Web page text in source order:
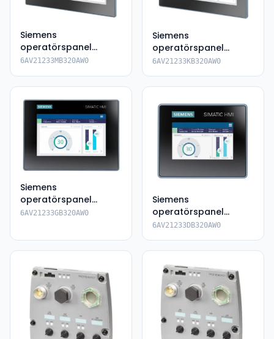
Siemens
operatörspanel
6AV2123-3MB32-
6AV21233MB320AW0
Siemens
operatörspanel
6AV2123-3KB32-0AW0
6AV21233KB320AW0
Siemens
operatörspanel
6AV2123-3GB32-
6AV21233GB320AW0
Siemens
operatörspanel
6AV2123-3DB32-0AW0
6AV21233DB320AW0